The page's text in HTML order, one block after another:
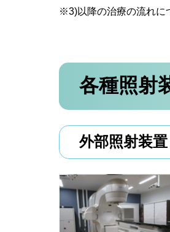
※3)以降の治療の流れに
各種照射
外部照射装置